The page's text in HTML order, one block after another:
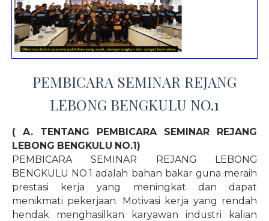
PEMBICARA SEMINAR REJANG
LEBONG BENGKULU NO.1
( A. TENTANG PEMBICARA SEMINAR REJANG
LEBONG BENGKULU NO.1)
PEMBICARA SEMINAR REJANG LEBONG
BENGKULU NO.1 adalah bahan bakar guna meraih
prestasi kerja yang meningkat dan dapat
menikmati pekerjaan. Motivasi kerja yang rendah
hendak menghasilkan karyawan industri kalian